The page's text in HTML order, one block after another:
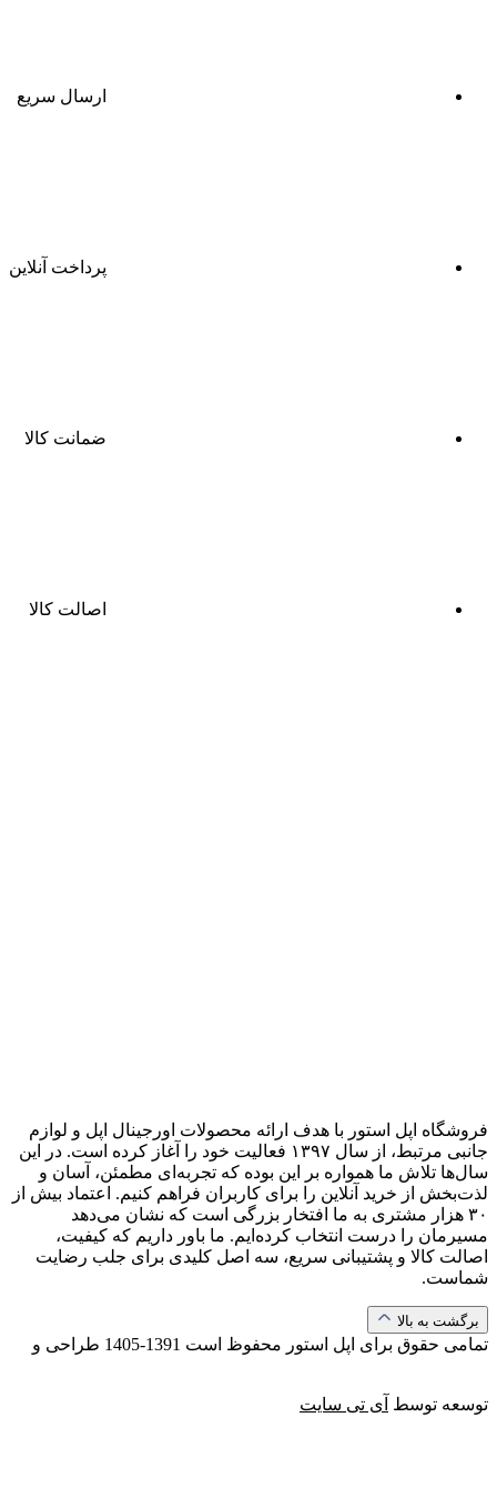
ارسال سریع
پرداخت آنلاین
ضمانت کالا
اصالت کالا
فروشگاه اپل استور با هدف ارائه‌ محصولات اورجینال اپل و لوازم
جانبی مرتبط، از سال ۱۳۹۷ فعالیت خود را آغاز کرده است. در این
سال‌ها تلاش ما همواره بر این بوده که تجربه‌ای مطمئن، آسان و
لذت‌بخش از خرید آنلاین را برای کاربران فراهم کنیم. اعتماد بیش از
۳۰ هزار مشتری به ما افتخار بزرگی است که نشان می‌دهد
مسیرمان را درست انتخاب کرده‌ایم. ما باور داریم که کیفیت،
اصالت کالا و پشتیبانی سریع، سه اصل کلیدی برای جلب رضایت
شماست.
برگشت به بالا
تمامی حقوق برای اپل استور محفوظ است 1391-1405 طراحی و
توسعه توسط آی تی سایت